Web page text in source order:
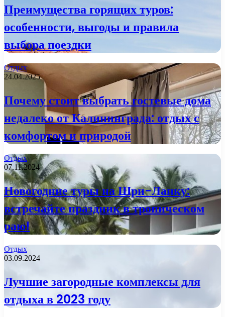
Преимущества горящих туров:
особенности, выгоды и правила
выбора поездки
Отдых
24.04.2025
Почему стоит выбрать гостевые дома
недалеко от Калининграда: отдых с
комфортом и природой
Отдых
07.11.2024
Новогодние туры на Шри-Ланку:
встречайте праздник в тропическом
раю!
Отдых
03.09.2024
Лучшие загородные комплексы для
отдыха в 2023 году